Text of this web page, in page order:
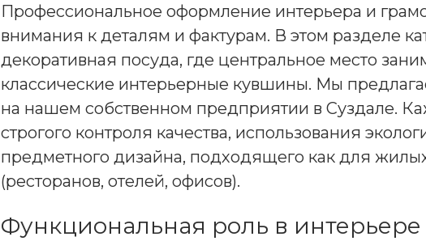
Профессиональное оформление интерьера и
внимания к деталям и фактурам. В этом разделе
декоративная посуда, где центральное место
классические интерьерные кувшины. Мы
на нашем собственном предприятии в Суздале.
строгого контроля качества, использования
предметного дизайна, подходящего как для
(ресторанов, отелей, офисов).
Функциональная роль в